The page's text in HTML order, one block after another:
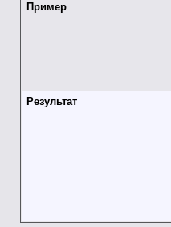
Пример
Результат